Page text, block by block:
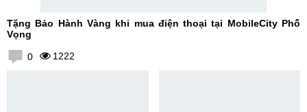
Tặng Bảo Hành Vàng khi mua điện thoại tại MobileCity Phố
Vọng
0 1222